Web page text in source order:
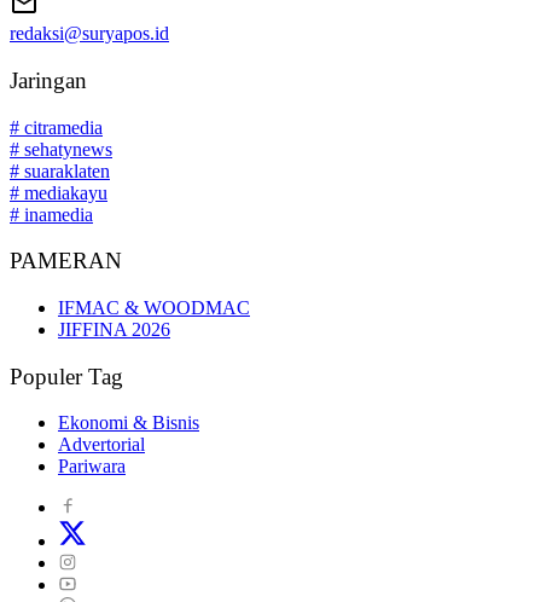
redaksi@suryapos.id
Jaringan
# citramedia
# sehatynews
# suaraklaten
# mediakayu
# inamedia
PAMERAN
IFMAC & WOODMAC
JIFFINA 2026
Populer Tag
Ekonomi & Bisnis
Advertorial
Pariwara